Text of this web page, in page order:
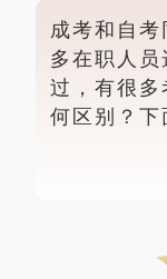
成考和自
多在职人
过，有很
何区别？下